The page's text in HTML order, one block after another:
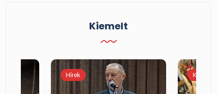
Kiemelt
Hírek Kiemelt